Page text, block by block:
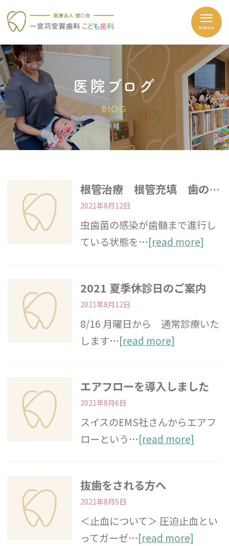
医院ブログ
BLOG
根管治療 根管充填 歯の神経抜いた後何日くらい痛い 激痛 ズキズキ いつまで痛みますか？
2021年8月12日
虫歯菌の感染が歯髄まで進行し
ている状態を…[read more]
2021 夏季休診日のご案内
2021年8月12日
8/16 月曜日から 通常診療いた
します…[read more]
エアフローを導入しました
2021年8月6日
スイスのEMS社さんからエアフ
ローという…[read more]
抜歯をされる方へ
2021年8月5日
＜止血について＞ 圧迫止血とい
ってガーゼ…[read more]